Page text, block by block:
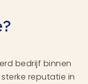
bedrijf binnen
reputatie in